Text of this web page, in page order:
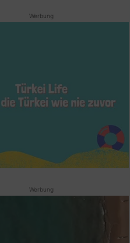
Werbung
Werbung